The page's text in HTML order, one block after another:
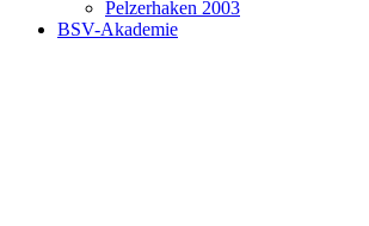
Pelzerhaken 2003
BSV-Akademie